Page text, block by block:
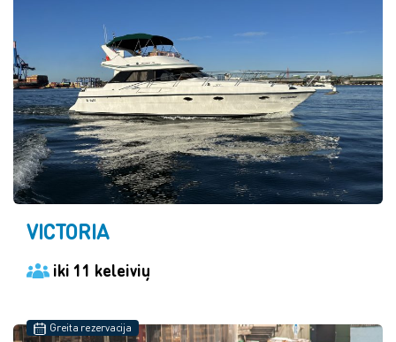
VICTORIA
iki 11 keleivių
Greita rezervacija